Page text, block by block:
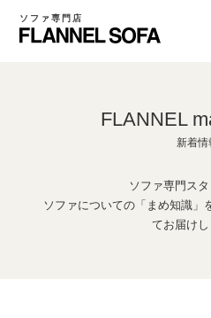
ソファ専門店
FLANNEL
新着情
ソファ専門ス
ソファについての「まめ知識」
てお届けし